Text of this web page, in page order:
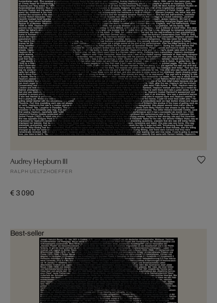
Audrey Hepburn III
RALPH UELTZHOEFFER
€ 3 090
Best-seller